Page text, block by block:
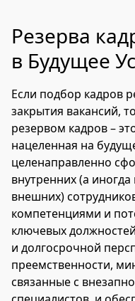
Резерва
в Будущее
Если подбор кадров
закрытия вакансий,
резервом кадров –
нацеленная на
целенаправленно
внутренних (а
внешних)
компетенциями и
ключевых
и долгосрочной
преемственности,
связанные с